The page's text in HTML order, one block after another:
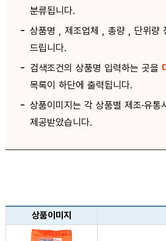
분류됩니다.
상품명 , 제조업체 , 총량 , 단위량
드립니다.
검색조건의 상품명 입력하는 곳을
목록이 하단에 출력됩니다.
상품이미지는 각 상품별 제조·유통
제공받았습니다.
상품이미지